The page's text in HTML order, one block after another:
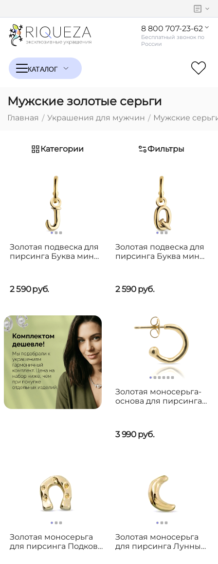
8 800 707-23-62
Мужские золотые серьги
Главная / Украшения для мужчин / Мужские
Категории Фильтры
Золотая подвеска для
пирсинга Буква мини
2 590руб.
Золотая подвеска для
пирсинга Буква мини
2 590 руб.
Золотая моносерьга-
основа для пирсинга
3 990 руб.
Золотая моносерьга
для пирсинга Подкова
Золотая моносерьга
для пирсинга Лунный